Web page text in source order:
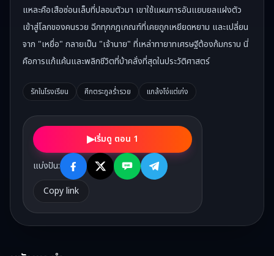
แหละคือเสือซ่อนเล็บที่ปลอมตัวมา เขาใช้แผนการอันแยบยลแฝงตัว
เข้าสู่โลกของคนรวย ฉีกทุกกฎเกณฑ์ที่เคยถูกเหยียดหยาม และเปลี่ยน
จาก "เหยื่อ" กลายเป็น "เจ้านาย" ที่เหล่าทายาทเศรษฐีต้องก้มกราบ นี่
คือการแก้แค้นและพลิกชีวิตที่บ้าคลั่งที่สุดในประวัติศาสตร์
รักในโรงเรียน ศึกตระกูลร่ำรวย แกล้งโง่แต่เก่ง
▶เริ่มดู ตอน 1
แบ่งปัน:
Copy link